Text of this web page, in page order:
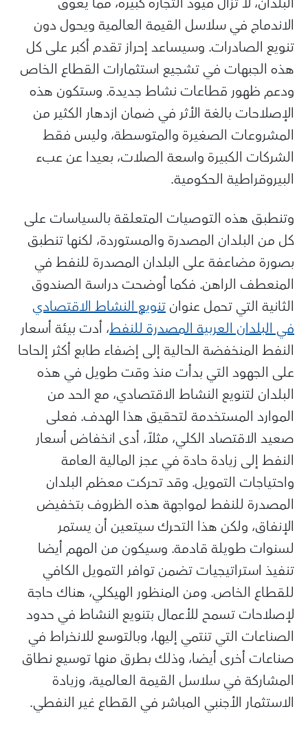
الاندماج في سلاسل القيمة العالمية ويحول دون
تنويع الصادرات. وسيساعد إحراز تقدم أكبر على كل
هذه الجبهات في تشجيع استثمارات القطاع الخاص
ودعم ظهور قطاعات نشاط جديدة. وستكون هذه
الإصلاحات بالغة الأثر في ضمان ازدهار الكثير من
المشروعات الصغيرة والمتوسطة، وليس فقط
الشركات الكبيرة واسعة الصلات، بعيدا عن عبء
البيروقراطية الحكومية.
وتنطبق هذه التوصيات المتعلقة بالسياسات على
كل من البلدان المصدرة والمستوردة، لكنها تنطبق
بصورة مضاعفة على البلدان المصدرة للنفط في
المنعطف الراهن. فكما أوضحت دراسة الصندوق
الثانية التي تحمل عنوانتنويع النشاط الاقتصادي
في البلدان العربية المصدرة للنفط، أدت بيئة أسعار
النفط المنخفضة الحالية إلى إضفاء طابع أكثر إلحاحا
على الجهود التي بدأت منذ وقت طويل في هذه
البلدان لتنويع النشاط الاقتصادي، مع الحد من
الموارد المستخدمة لتحقيق هذا الهدف. فعلى
صعيد الاقتصاد الكلي، مثلاً، أدى انخفاض أسعار
النفط إلى زيادة حادة في عجز المالية العامة
واحتياجات التمويل. وقد تحركت معظم البلدان
المصدرة للنفط لمواجهة هذه الظروف بتخفيض
الإنفاق، ولكن هذا التحرك سيتعين أن يستمر
لسنوات طويلة قادمة. وسيكون من المهم أيضا
تنفيذ استراتيجيات تضمن توافر التمويل الكافي
للقطاع الخاص. ومن المنظور الهيكلي، هناك حاجة
لإصلاحات تسمح للأعمال بتنويع النشاط في حدود
الصناعات التي تنتمي إليها، وبالتوسع للانخراط في
صناعات أخرى أيضا، وذلك بطرق منها توسيع نطاق
المشاركة في سلاسل القيمة العالمية، وزيادة
الاستثمار الأجنبي المباشر في القطاع غير النفطي.